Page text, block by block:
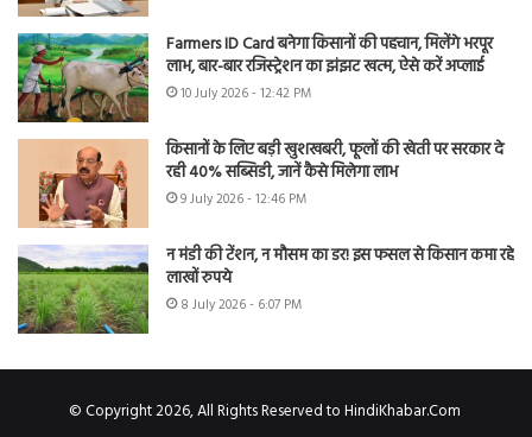
Farmers ID Card बनेगा किसानों की पहचान, मिलेंगे भरपूर
लाभ, बार-बार रजिस्ट्रेशन का झंझट खत्म, ऐसे करें अप्लाई
10 July 2026 - 12:42 PM
किसानों के लिए बड़ी खुशखबरी, फूलों की खेती पर सरकार दे
रही 40% सब्सिडी, जानें कैसे मिलेगा लाभ
9 July 2026 - 12:46 PM
न मंडी की टेंशन, न मौसम का डर! इस फसल से किसान कमा रहे
लाखों रुपये
8 July 2026 - 6:07 PM
© Copyright 2026, All Rights Reserved to HindiKhabar.Com